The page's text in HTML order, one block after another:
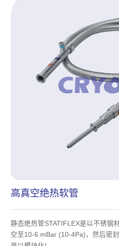
高真空绝热软管
静态绝热管STATIFLEX是以不锈钢
空至10-6 mBar (10-4Pa)，然后密